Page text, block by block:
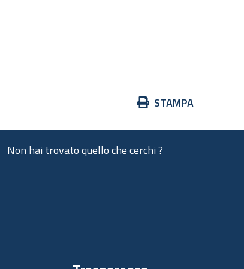
285641).
GENERALE
Zappi
Azioni
documento
STAMPA
Non hai trovato quello che cerchi ?